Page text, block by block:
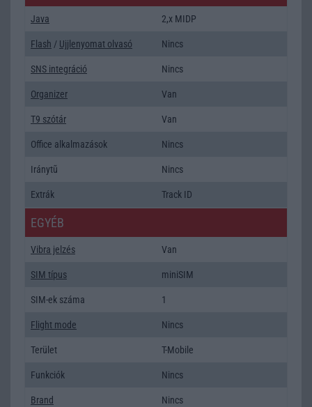
Java 2,x MIDP
Flash / Ujjlenyomat olvasó Nincs
SNS integráció Nincs
Organizer Van
T9 szótár Van
Office alkalmazások Nincs
Iránytũ Nincs
Extrák Track ID
EGYÉB
Vibra jelzés Van
SIM típus miniSIM
SIM-ek száma 1
Flight mode Nincs
Terület T-Mobile
Funkciók Nincs
Brand Nincs